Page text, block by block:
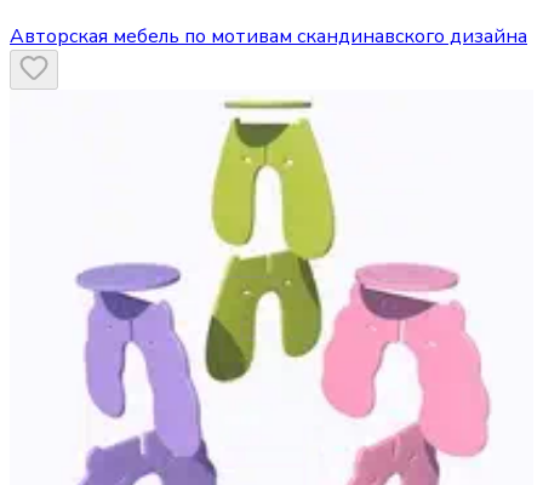
Авторская мебель по мотивам скандинавского дизайна